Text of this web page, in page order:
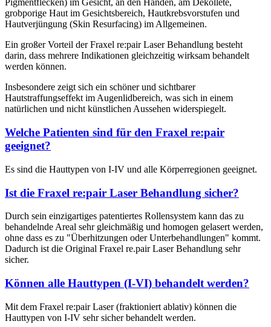
Pigmentflecken) im Gesicht, an den Händen, am Dekolleté,
grobporige Haut im Gesichtsbereich, Hautkrebsvorstufen und
Hautverjüngung (Skin Resurfacing) im Allgemeinen.
Ein großer Vorteil der Fraxel re:pair Laser Behandlung besteht
darin, dass mehrere Indikationen gleichzeitig wirksam behandelt
werden können.
Insbesondere zeigt sich ein schöner und sichtbarer
Hautstraffungseffekt im Augenlidbereich, was sich in einem
natürlichen und nicht künstlichen Aussehen widerspiegelt.
Welche Patienten sind für den Fraxel re:pair
geeignet?
Es sind die Hauttypen von I-IV und alle Körperregionen geeignet.
Ist die Fraxel re:pair Laser Behandlung sicher?
Durch sein einzigartiges patentiertes Rollensystem kann das zu
behandelnde Areal sehr gleichmäßig und homogen gelasert werden,
ohne dass es zu "Überhitzungen oder Unterbehandlungen" kommt.
Dadurch ist die Original Fraxel re.pair Laser Behandlung sehr
sicher.
Können alle Hauttypen (I-VI) behandelt werden?
Mit dem Fraxel re:pair Laser (fraktioniert ablativ) können die
Hauttypen von I-IV sehr sicher behandelt werden.